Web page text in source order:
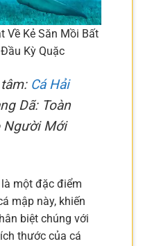
Về Kẻ Săn Mồi Bất
Kỳ Quặc
Cá Hải
Dã: Toàn
Người Mới
một đặc điểm
mập này, khiến
biệt chúng với
thước của cá